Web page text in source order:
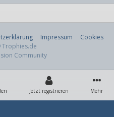
Impressum
Cookies
Community
Jetzt registrieren Mehr